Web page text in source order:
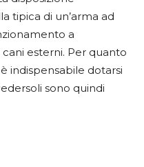
tipica di un’arma ad
a
esterni. Per quanto
indispensabile dotarsi
sono quindi